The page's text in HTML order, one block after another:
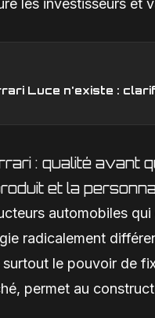
les investisseurs et
Luce n'existe :
: qualité avant
et la
automobiles
radicalement
le pouvoir de
permet au